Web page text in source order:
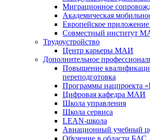
Миграционное
Академическая
Европейское
Совместный институт
Трудоустройство
Центр карьеры МАИ
Дополнительное
Повышение
переподготовка
Программы нацпроекта
Цифровая кафедра МАИ
Школа управления
Школа сервиса
LEAN-школа
Авиационный учебный
Обучение в области БАС